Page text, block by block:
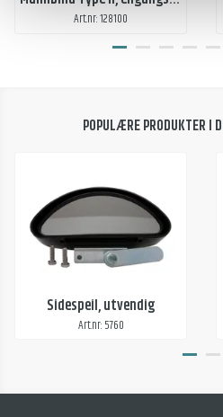
Art.nr: 128100
POPULÆRE PRODUKTER I
Sidespeil, utvendig
Art.nr: 5760